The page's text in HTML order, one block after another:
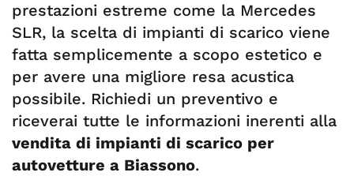
prestazioni estreme come la Mercedes
SLR, la scelta di impianti di scarico viene
fatta semplicemente a scopo estetico e
per avere una migliore resa acustica
possibile. Richiedi un preventivo e
riceverai tutte le informazioni inerenti alla
vendita di impianti di scarico per
autovetture a Biassono.